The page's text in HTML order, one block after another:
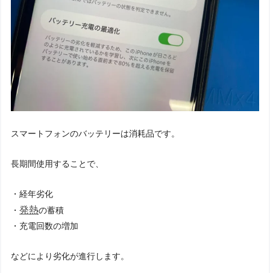
スマートフォンのバッテリーは消耗品です。
長期間使用することで、
・経年劣化
・発熱の蓄積
・充電回数の増加
などにより劣化が進行します。